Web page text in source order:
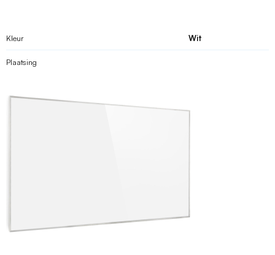
Kleur Wit
Plaatsing